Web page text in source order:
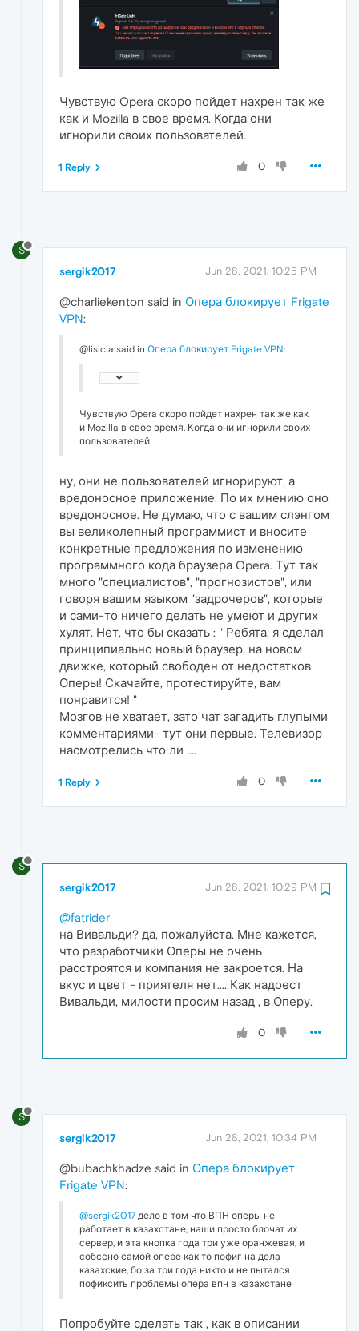
Чувствую Opera скоро пойдет нахрен так же
как и Mozilla в свое время. Когда они
игнорили своих пользователей.
0
1 Reply
S
sergik2017 Jun 28, 2021, 10:25 PM
@charliekenton said in Опера блокирует Frigate
VPN:
@lisicia said in Опера блокирует Frigate VPN:
Чувствую Opera скоро пойдет нахрен так же как
и Mozilla в свое время. Когда они игнорили своих
пользователей.
ну, они не пользователей игнорируют, а
вредоносное приложение. По их мнению оно
вредоносное. Не думаю, что с вашим слэнгом
вы великолепный программист и вносите
конкретные предложения по изменению
программного кода браузера Opera. Тут так
много "специалистов", "прогнозистов", или
говоря вашим языком "задрочеров", которые
и сами-то ничего делать не умеют и других
хулят. Нет, что бы сказать : " Ребята, я сделал
принципиально новый браузер, на новом
движке, который свободен от недостатков
Оперы! Скачайте, протестируйте, вам
понравится! "
Мозгов не хватает, зато чат загадить глупыми
комментариями- тут они первые. Телевизор
насмотрелись что ли ....
0
1 Reply
S
sergik2017 Jun 28, 2021, 10:29 PM
@fatrider
на Вивальди? да, пожалуйста. Мне кажется,
что разработчики Оперы не очень
расстроятся и компания не закроется. На
вкус и цвет - приятеля нет.... Как надоест
Вивальди, милости просим назад , в Оперу.
0
S
sergik2017 Jun 28, 2021, 10:34 PM
@bubachkhadze said in Опера блокирует
Frigate VPN:
@sergik2017 дело в том что ВПН оперы не
работает в казахстане, наши просто блочат их
сервер, и эта кнопка года три уже оранжевая, и
собссно самой опере как то пофиг на дела
казахские, бо за три года никто и не пытался
пофиксить проблемы опера впн в казахстане
Попробуйте сделать так , как в описании